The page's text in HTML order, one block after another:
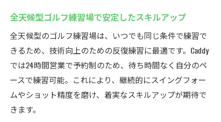
全天候型ゴルフ練習場で安定したスキルアップ
全天候型のゴルフ練習場は、いつでも同じ条件で練習で
きるため、技術向上のための反復練習に最適です。Caddy
では24時間営業で予約制のため、待ち時間なく自分のペ
ースで練習可能。これにより、継続的にスイングフォー
ムやショット精度を磨け、着実なスキルアップが期待で
きます。